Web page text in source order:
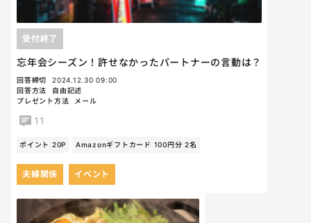
忘年会シーズン！許せなかったパートナーの言動は？
受付終了
回答締切
2024.12.30 09:00
回答方法
自由記述
プレゼント方法
メール
11
ポイント 20P Amazonギフトカード 100円分 2名
夫婦関係 イベント